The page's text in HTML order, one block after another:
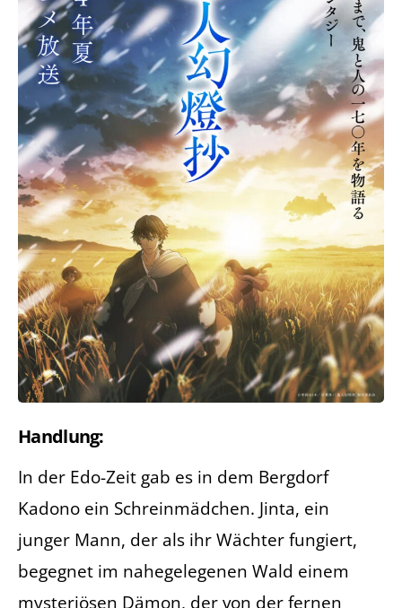
Handlung:
In der Edo-Zeit gab es in dem Bergdorf
Kadono ein Schreinmädchen. Jinta, ein
junger Mann, der als ihr Wächter fungiert,
begegnet im nahegelegenen Wald einem
mysteriösen Dämon, der von der fernen